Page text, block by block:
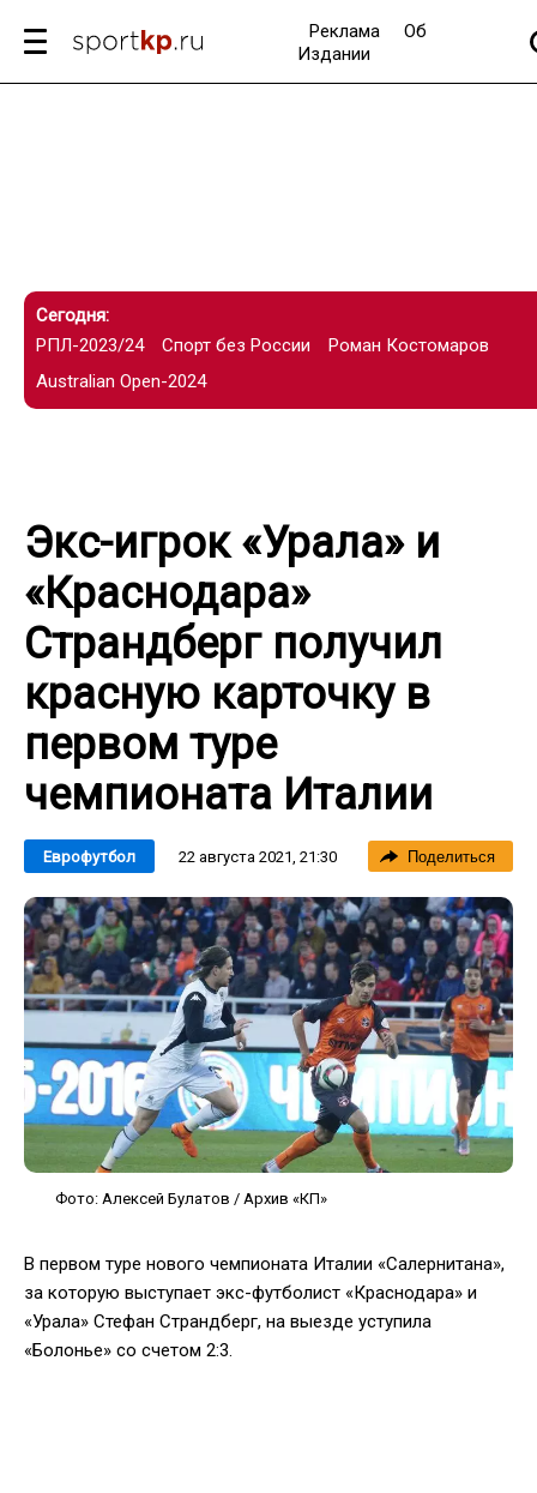
Реклама
Об
Издании
Сегодня:
РПЛ-2023/24
Спорт без России
Роман Костомаров
Australian Open-2024
Экс-игрок «Урала» и
«Краснодара»
Страндберг получил
красную карточку в
первом туре
чемпионата Италии
Еврофутбол 22 августа 2021, 21:30 Поделиться
Фото: Алексей Булатов / Архив «КП»
В первом туре нового чемпионата Италии «Салернитана»,
за которую выступает экс-футболист «Краснодара» и
«Урала» Стефан Страндберг, на выезде уступила
«Болонье» со счетом 2:3.